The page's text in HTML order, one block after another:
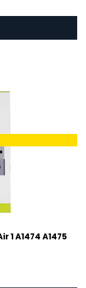
1 A1474 A1475